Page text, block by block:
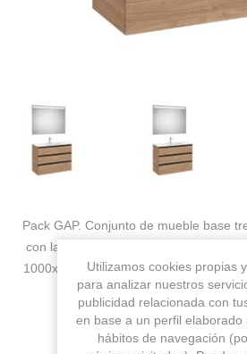
Pack GAP. Conjunto de mueble base
con lavabo centrado y espejo EIDOS .
1000x460. Cajones con cierre
Fabricante:
Sku:
Utilizamos cookies propias
para analizar nuestros
publicidad relacionada con
en base a un perfil elaborado
hábitos de navegación